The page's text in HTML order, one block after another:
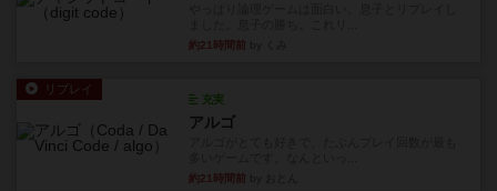
約21時間前
リプレイ
充実
アルゴ
約21時間前